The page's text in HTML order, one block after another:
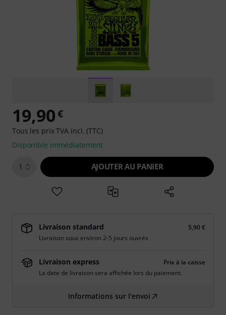
19,90€
Tous les prix TVA incl. (TTC)
Disponible immédiatement
1 AJOUTER AU PANIER
Livraison standard
5,90 €
Livraison sous environ 2-5 jours ouvrés
Livraison express
Prix à la caisse
La date de livraison sera affichée lors du paiement.
Informations sur l'envoi